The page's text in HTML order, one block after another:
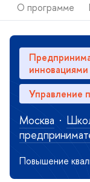
О программе
инновациями
Управление
Москва ·